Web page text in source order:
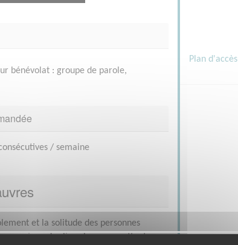
bénévolat : groupe de parole,
/ semaine
et la solitude des personnes
recréons des liens leur permettant
Plan d'accès